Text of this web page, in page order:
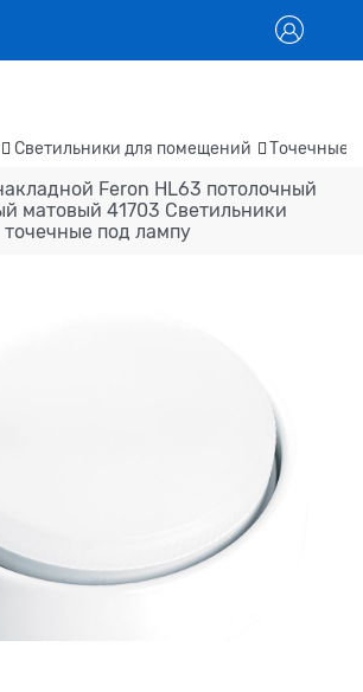
Светильники для помещений Точечные
Feron HL63 потолочный
матовый 41703 Светильники
точечные под лампу